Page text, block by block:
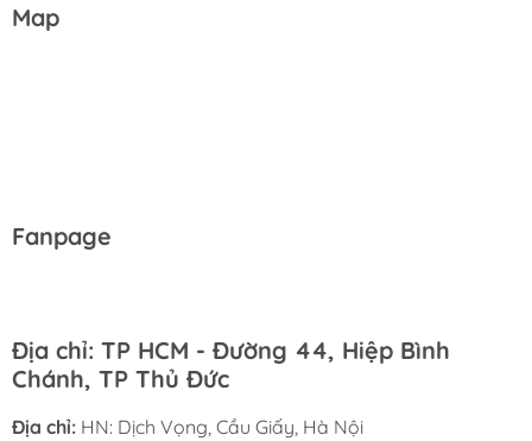
Map
Fanpage
Địa chỉ: TP HCM - Đường 44, Hiệp Bình
Chánh, TP Thủ Đức
Địa chỉ: HN: Dịch Vọng, Cầu Giấy, Hà Nội